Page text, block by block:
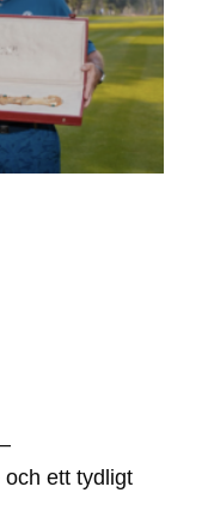
ett tydligt